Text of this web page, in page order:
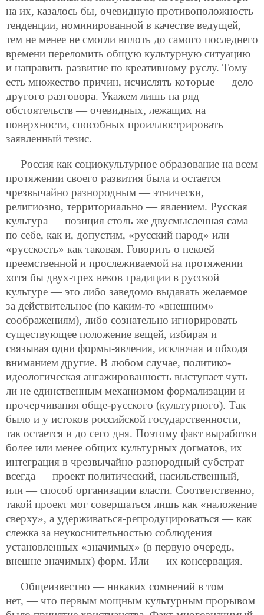
на их, казалось бы, очевидную противоположность
тенденции, номинированной в качестве ведущей,
тем не менее не смогли вплоть до самого последнего
времени переломить общую культурную ситуацию
и направить развитие по креативному руслу. Тому
есть множество причин, исчислять которые — дело
другого разговора. Укажем лишь на ряд
обстоятельств — очевидных, лежащих на
поверхности, способных проиллюстрировать
заявленный тезис.
Россия как социокультурное образование на всем
протяжении своего развития была и остается
чрезвычайно разнородным — этнически,
религиозно, территориально — явлением. Русская
культура — позиция столь же двусмысленная сама
по себе, как и, допустим, «русский народ» или
«русскость» как таковая. Говорить о некоей
преемственной и прослеживаемой на протяжении
хотя бы двух-трех веков традиции в русской
культуре — это либо заведомо выдавать желаемое
за действительное (по каким-то «внешним»
соображениям), либо сознательно игнорировать
существующее положение вещей, избирая и
связывая одни формы-явления, исключая и обходя
вниманием другие. В любом случае, политико-
идеологическая ангажированность выступает чуть
ли не единственным механизмом формализации и
прочерчивания обще-русского (культурного). Так
было и у истоков российской государственности,
так остается и до сего дня. Поэтому факт выработки
более или менее общих культурных догматов, их
интеграция в чрезвычайно разнородный субстрат
всегда — проект политический, насильственный,
или — способ организации власти. Соответственно,
такой проект мог совершаться лишь как «наложение
сверху», а удерживаться-репродуцироваться — как
слежка за неукоснительностью соблюдения
установленных «значимых» (в первую очередь,
внешне значимых) форм. Или — их консервация.
Общеизвестно — никаких сомнений в том
нет, — что первым мощным культурным прорывом